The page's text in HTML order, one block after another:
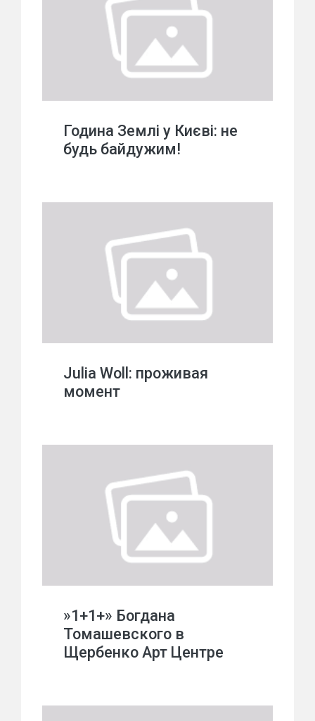
Година Землі у Києві: не
будь байдужим!
Julia Woll: проживая
момент
»1+1+» Богдана
Томашевского в
Щербенко Арт Центре